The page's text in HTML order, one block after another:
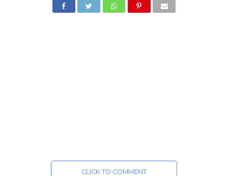
CLICK TO COMMENT